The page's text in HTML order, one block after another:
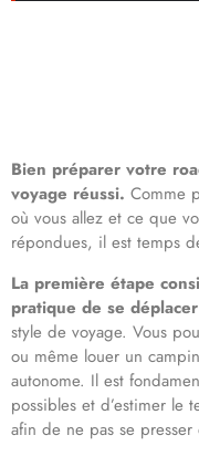
Bien préparer votre
voyage réussi. Comme
où vous allez et ce que
répondues, il est temps
La première étape
pratique de se déplacer
style de voyage. Vous
ou même louer un
autonome. Il est
possibles et d’estimer le
afin de ne pas se